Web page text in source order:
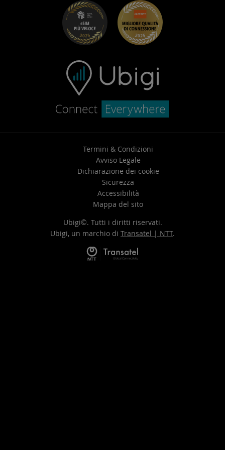
Risoluzione dei problemi
Centro assistenza
Contatta l’assistenza
Termini & Condizioni
Avviso Legale
Dichiarazione dei cookie
Sicurezza
Accessibilità
Mappa del sito
Ubigi©. Tutti i diritti riservati.
Ubigi, un marchio di Transatel | NTT.